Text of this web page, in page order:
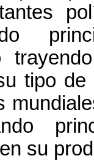
tipo de
su